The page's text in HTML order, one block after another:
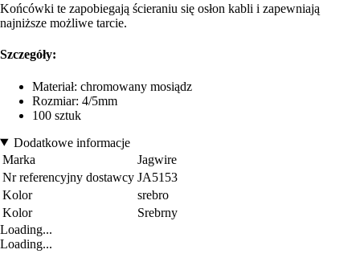
Końcówki te zapobiegają ścieraniu się osłon kabli i zapewniają
najniższe możliwe tarcie.
Szczegóły:
Materiał: chromowany mosiądz
Rozmiar: 4/5mm
100 sztuk
Dodatkowe informacje
Marka
Jagwire
Nr referencyjny dostawcy JA5153
Kolor
srebro
Kolor
Srebrny
Loading...
Loading...